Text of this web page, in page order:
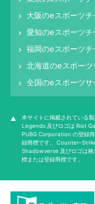
keyboard_arrow_right 大阪のeスポーツチ
keyboard_arrow_right 愛知のeスポーツチ
keyboard_arrow_right 福岡のeスポーツチ
keyboard_arrow_right 北海道のeスポーツ
keyboard_arrow_right 全国のeスポーツサ
warning
本サイトに掲載されている
Legends 及びロゴは Riot
PUBG Corporation の登録
録商標です。 Counter-
Shadowverse 及びロゴは株
標または登録商標です。